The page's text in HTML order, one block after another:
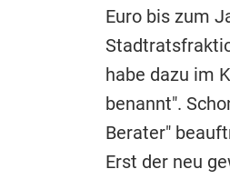
Euro bis zum
habe dazu im
benannt".
Berater"
Erst der neu